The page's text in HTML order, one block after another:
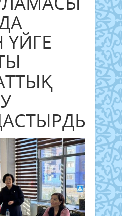
ҮЙГЕ